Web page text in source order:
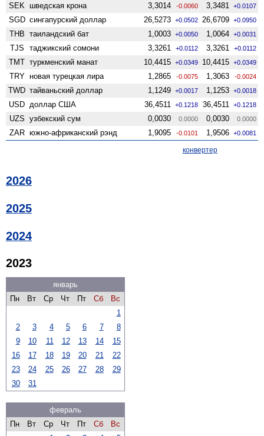
SEK шведская крона 3,3014 -0.0060 3,3481 +0.0107
SGD сингапурский доллар 26,5273 +0.0502 26,6709 +0.0950
THB таиландский бат 1,0003 +0.0050 1,0064 +0.0031
TJS таджикский сомони 3,3261 +0.0112 3,3261 +0.0112
TMT туркменский манат 10,4415 +0.0349 10,4415 +0.0349
TRY новая турецкая лира 1,2865 -0.0075 1,3063 -0.0024
TWD тайваньский доллар 1,1249 +0.0017 1,1253 +0.0018
USD доллар США 36,4511 +0.1218 36,4511 +0.1218
UZS узбекский сум 0,0030 0.0000 0,0030 0.0000
ZAR южно-африканский рэнд 1,9095 -0.0101 1,9506 +0.0081
конвертер
2026
2025
2024
2023
январь
Пн
Вт Ср Чт Пт Сб
Вс
1
2
3 4 5 6 7
8
9
10 11 12 13 14
15
16
17 18 19 20 21
22
23
24 25 26 27 28
29
30
31
февраль
Пн
Вт Ср Чт Пт Сб
Вс